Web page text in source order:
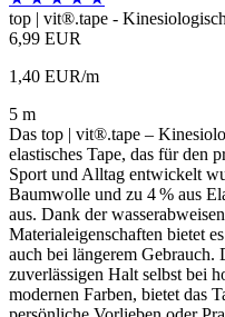
top | vit®.tape -
6,99 EUR
1,40 EUR/m
5 m
Das top | vit®.tape –
elastisches Tape, das für den
Sport und Alltag entwickelt
Baumwolle und zu 4 % aus
aus. Dank der
Materialeigenschaften bietet
auch bei längerem Gebrauch.
zuverlässigen Halt selbst bei
modernen Farben, bietet das